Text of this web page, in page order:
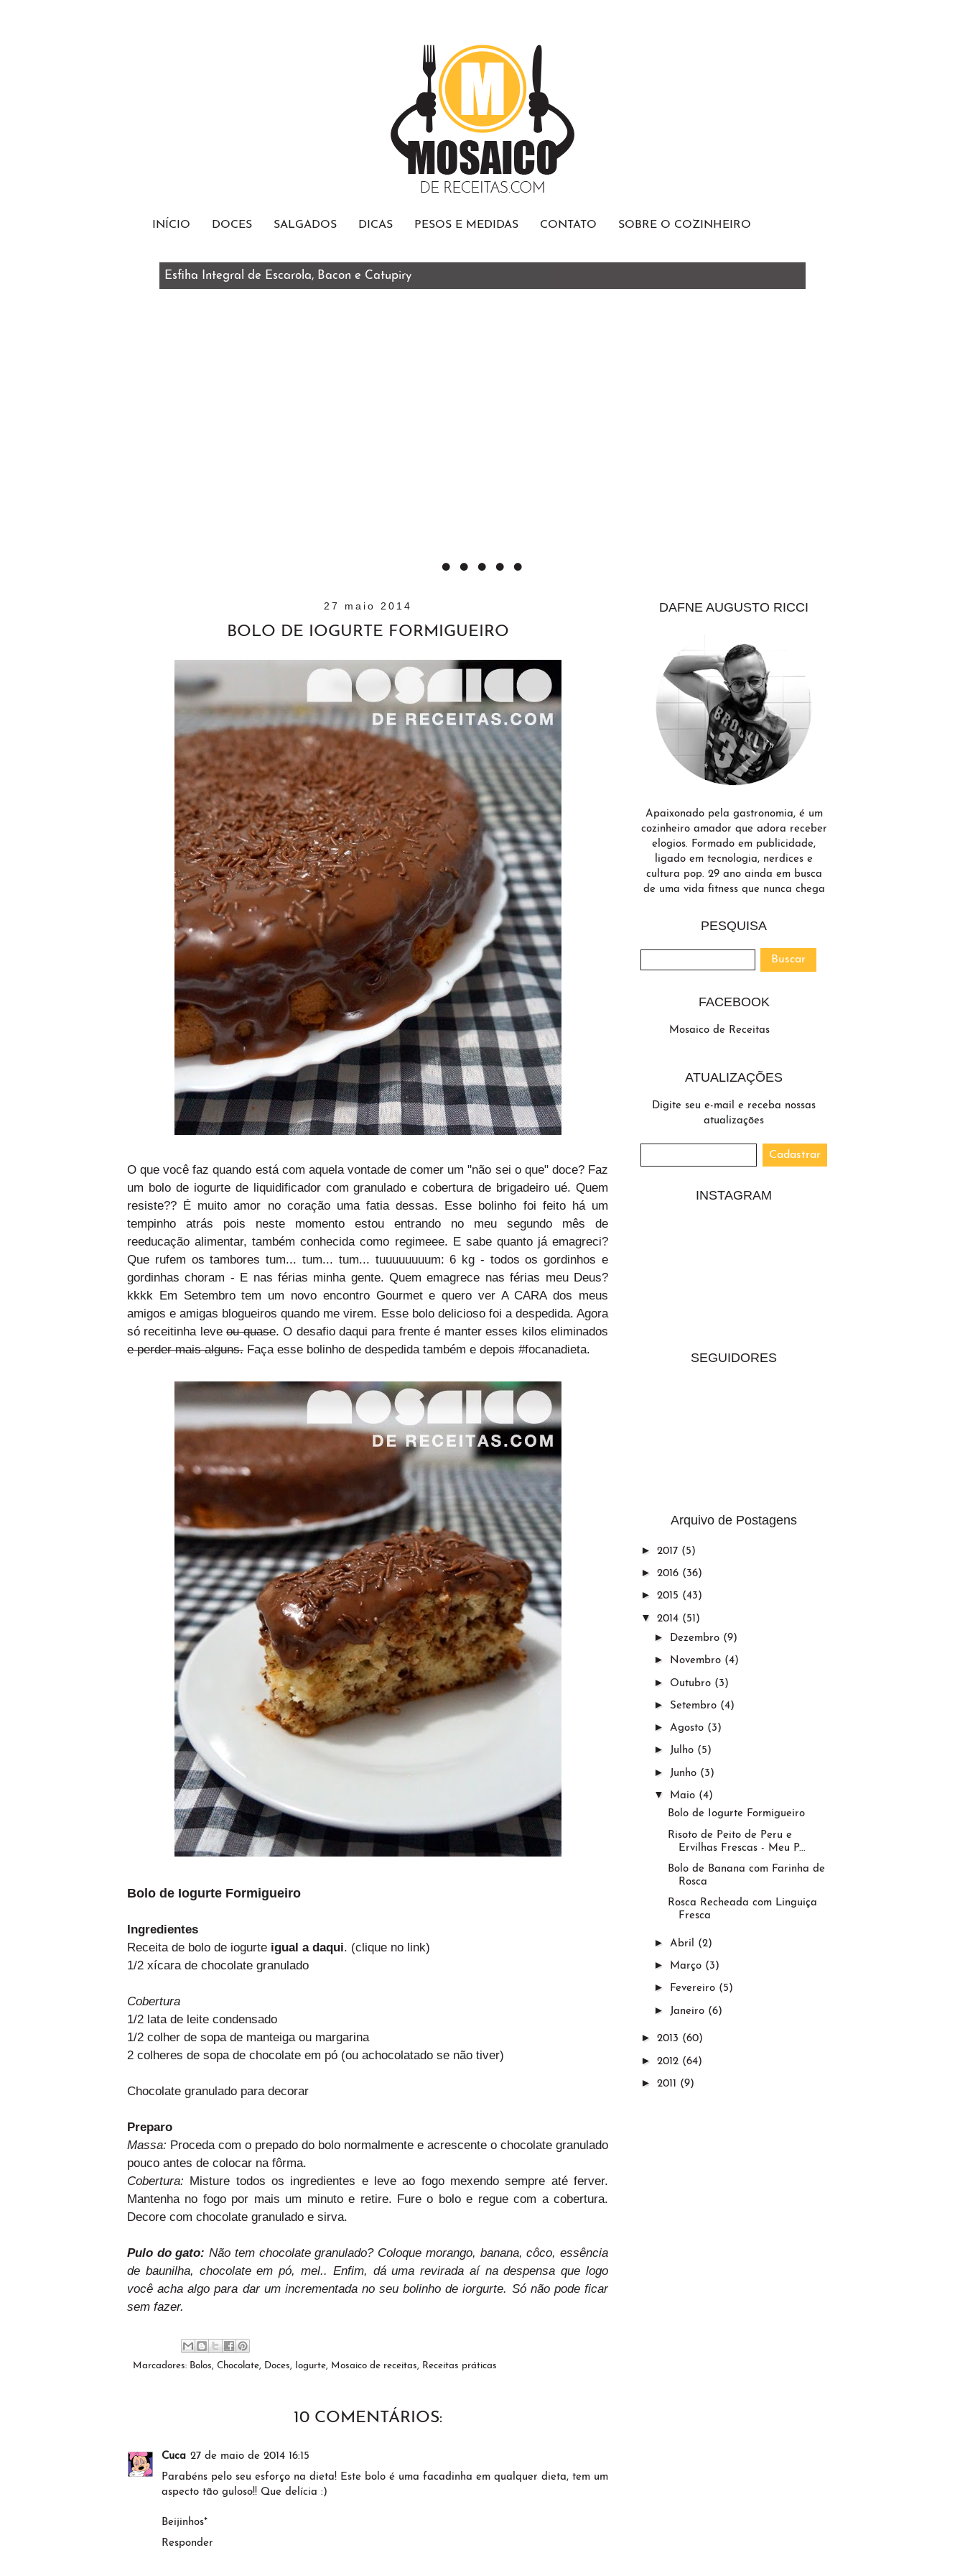
INÍCIO DOCES SALGADOS DICAS PESOS E MEDIDAS CONTATO SOBRE O COZINHEIRO
Esfiha Integral de Escarola, Bacon e Catupiry
27 maio 2014
BOLO DE IOGURTE FORMIGUEIRO
O que você faz quando está com aquela vontade de comer um "não sei o que" doce? Faz
um bolo de iogurte de liquidificador com granulado e cobertura de brigadeiro ué. Quem
resiste?? É muito amor no coração uma fatia dessas. Esse bolinho foi feito há um
tempinho atrás pois neste momento estou entrando no meu segundo mês de
reeducaçãoalimentar,também conhecida como regimeee. E sabe quanto já emagreci?
Que rufem os tambores tum... tum... tum... tuuuuuuuum: 6 kg - todos os gordinhos e
gordinhas choram - E nas férias minha gente. Quem emagrece nas férias meu Deus?
kkkk Em Setembro tem um novo encontro Gourmet e quero ver A CARA dos meus
amigos e amigas blogueiros quando me virem. Esse bolo delicioso foi a despedida. Agora
só receitinha leveou quase. O desafio daqui para frente é manter esses kilos eliminados
e perder mais alguns. Faça esse bolinho de despedida também e depois #focanadieta.
Bolo de Iogurte Formigueiro
Ingredientes
Receita de bolo de iogurte igual a daqui . (clique no link)
1/2 xícara de chocolate granulado
Cobertura
1/2 lata de leite condensado
1/2 colher de sopa de manteiga ou margarina
2 colheres de sopa de chocolate em pó (ou achocolatado se não tiver)
Chocolate granulado para decorar
Preparo
Massa: Proceda com o prepado do bolo normalmente e acrescente o chocolate granulado
pouco antes de colocar na fôrma.
Cobertura: Misture todos os ingredientes e leve ao fogo mexendo sempre até ferver.
Mantenha no fogo por mais um minuto e retire. Fure o bolo e regue com a cobertura.
Decore com chocolate granulado e sirva.
Pulo do gato: Não tem chocolate granulado? Coloque morango, banana, côco, essência
de baunilha, chocolate em pó, mel.. Enfim, dá uma revirada aí na despensa que logo
você acha algo para dar um incrementada no seu bolinho de iorgurte. Só não pode ficar
sem fazer.
Marcadores: Bolos, Chocolate, Doces, Iogurte, Mosaico de receitas, Receitas práticas
10 COMENTÁRIOS:
Cuca 27 de maio de 2014 16:15
Parabéns pelo seu esforço na dieta! Este bolo é uma facadinha em qualquer dieta, tem um
aspecto tão guloso!! Que delícia :)
Beijinhos*
Responder
DAFNE AUGUSTO RICCI
Apaixonado pela gastronomia, é um
cozinheiro amador que adora receber
elogios. Formado em publicidade,
ligado em tecnologia, nerdices e
cultura pop. 29 ano ainda em busca
de uma vida fitness que nunca chega
PESQUISA
FACEBOOK
Mosaico de Receitas
ATUALIZAÇÕES
Digite seu e-mail e receba nossas
atualizações
INSTAGRAM
SEGUIDORES
Arquivo de Postagens
► 2017 (5)
► 2016 (36)
► 2015 (43)
▼ 2014 (51)
► Dezembro (9)
► Novembro (4)
► Outubro (3)
► Setembro (4)
► Agosto (3)
► Julho (5)
► Junho (3)
▼ Maio (4)
Bolo de Iogurte Formigueiro
Risoto de Peito de Peru e
Ervilhas Frescas - Meu P...
Bolo de Banana com Farinha de
Rosca
Rosca Recheada com Linguiça
Fresca
► Abril (2)
► Março (3)
► Fevereiro (5)
► Janeiro (6)
► 2013 (60)
► 2012 (64)
► 2011 (9)